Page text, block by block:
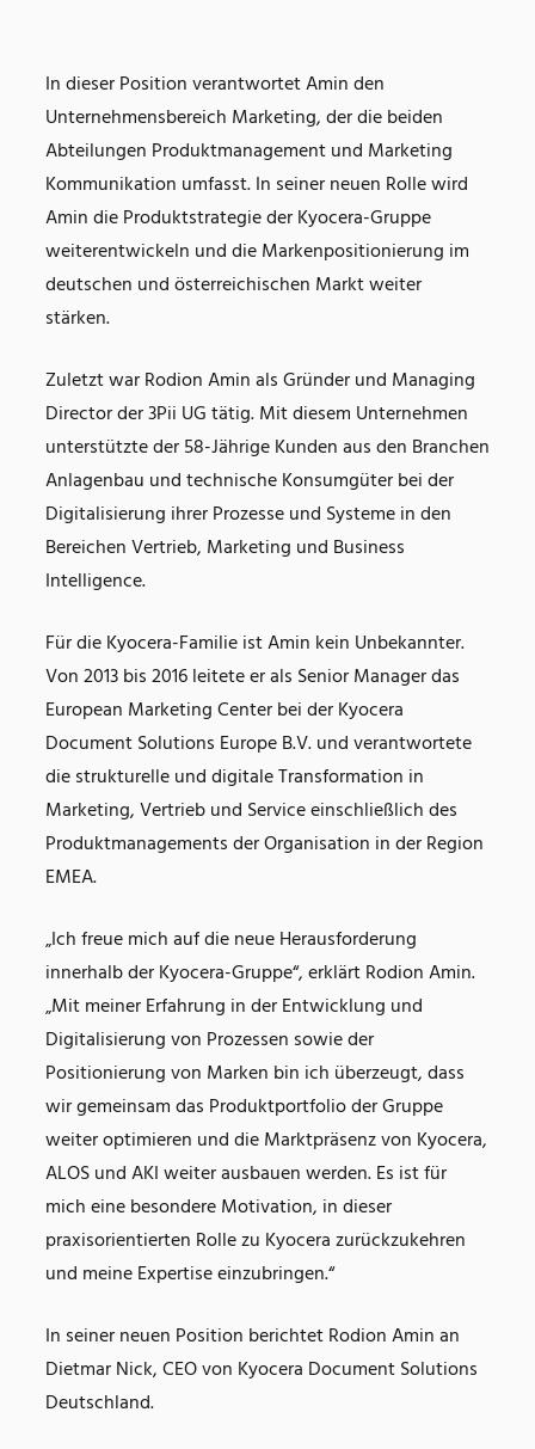
In dieser Position verantwortet Amin den
Unternehmensbereich Marketing, der die beiden
Abteilungen Produktmanagement und Marketing
Kommunikation umfasst. In seiner neuen Rolle wird
Amin die Produktstrategie der Kyocera-Gruppe
weiterentwickeln und die Markenpositionierung im
deutschen und österreichischen Markt weiter
stärken.
Zuletzt war Rodion Amin als Gründer und Managing
Director der 3Pii UG tätig. Mit diesem Unternehmen
unterstützte der 58-Jährige Kunden aus den Branchen
Anlagenbau und technische Konsumgüter bei der
Digitalisierung ihrer Prozesse und Systeme in den
Bereichen Vertrieb, Marketing und Business
Intelligence.
Für die Kyocera-Familie ist Amin kein Unbekannter.
Von 2013 bis 2016 leitete er als Senior Manager das
European Marketing Center bei der Kyocera
Document Solutions Europe B.V. und verantwortete
die strukturelle und digitale Transformation in
Marketing, Vertrieb und Service einschließlich des
Produktmanagements der Organisation in der Region
EMEA.
„Ich freue mich auf die neue Herausforderung
innerhalb der Kyocera-Gruppe“, erklärt Rodion Amin.
„Mit meiner Erfahrung in der Entwicklung und
Digitalisierung von Prozessen sowie der
Positionierung von Marken bin ich überzeugt, dass
wir gemeinsam das Produktportfolio der Gruppe
weiter optimieren und die Marktpräsenz von Kyocera,
ALOS und AKI weiter ausbauen werden. Es ist für
mich eine besondere Motivation, in dieser
praxisorientierten Rolle zu Kyocera zurückzukehren
und meine Expertise einzubringen.“
In seiner neuen Position berichtet Rodion Amin an
Dietmar Nick, CEO von Kyocera Document Solutions
Deutschland.